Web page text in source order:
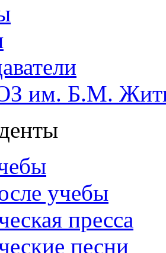
им. Б.М.
учебы
пресса
песни